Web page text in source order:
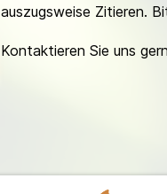
auszugsweise Zitieren.
Kontaktieren Sie uns